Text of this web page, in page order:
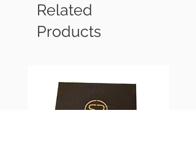
Related
Products